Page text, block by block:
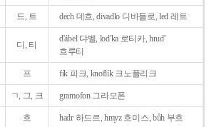
드, 트 dech 데흐, divadlo 디바들로, led 레트
디, 티
d'ábel 댜벨, lod'ka 로티카, hrud'
흐루티
프 fík 피크, knoflík 크노플리크
ㄱ, 그, 크 gramofon 그라모폰
흐 hadr 하드르, hmyz 흐미스, bůh 부흐